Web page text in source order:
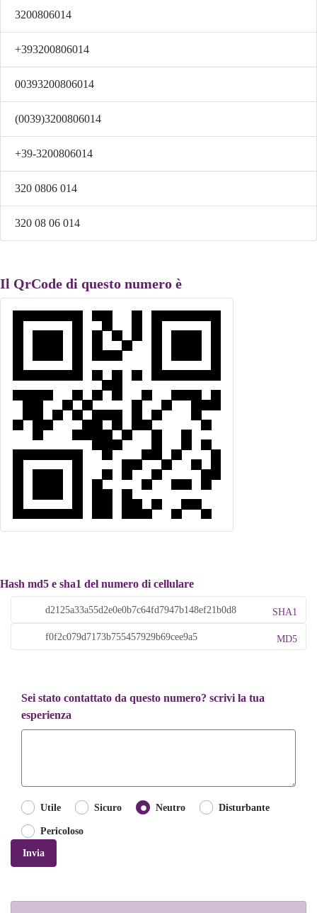
3200806014
+393200806014
00393200806014
(0039)3200806014
+39-3200806014
320 0806 014
320 08 06 014
Il QrCode di questo numero è
Hash md5 e sha1 del numero di cellulare
SHA1
MD5
Sei stato contattato da questo numero? scrivi la tua
esperienza
Utile Sicuro Neutro Disturbante
Pericoloso
Invia